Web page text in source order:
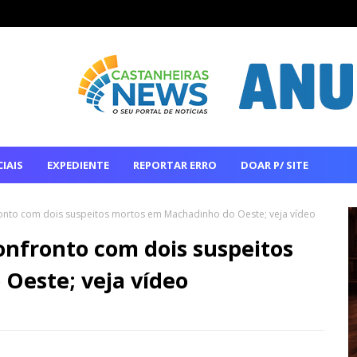
EXPEDIENTE REPORTAR ERRO DOAR P/ SITE
com dois suspeitos mortos em Machadinho do Oeste; veja vídeo
com dois suspeitos
veja vídeo